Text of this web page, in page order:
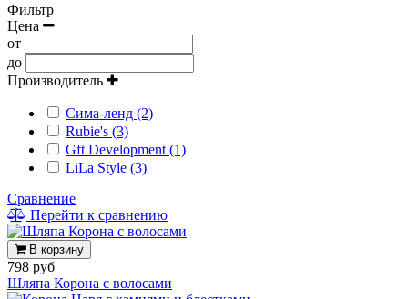
Фильтр
Цена
от
до
Производитель
Сима-ленд (2)
Rubie's (3)
Gft Development (1)
LiLa Style (3)
Сравнение
Перейти к сравнению
В корзину
798 руб
Шляпа Корона с волосами